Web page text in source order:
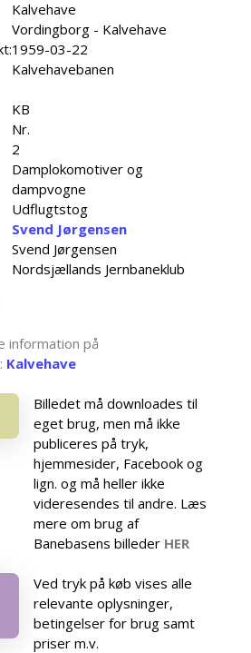
Kalvehave
Vordingborg - Kalvehave
1959-03-22
Kalvehavebanen
KB
Nr.
2
Damplokomotiver og
dampvogne
Udflugtstog
Svend Jørgensen
Svend Jørgensen
Nordsjællands Jernbaneklub
information på
Kalvehave
Billedet må downloades til
eget brug, men må ikke
publiceres på tryk,
hjemmesider, Facebook og
lign. og må heller ikke
videresendes til andre. Læs
mere om brug af
Banebasens billeder HER
Ved tryk på køb vises alle
relevante oplysninger,
betingelser for brug samt
priser m.v.